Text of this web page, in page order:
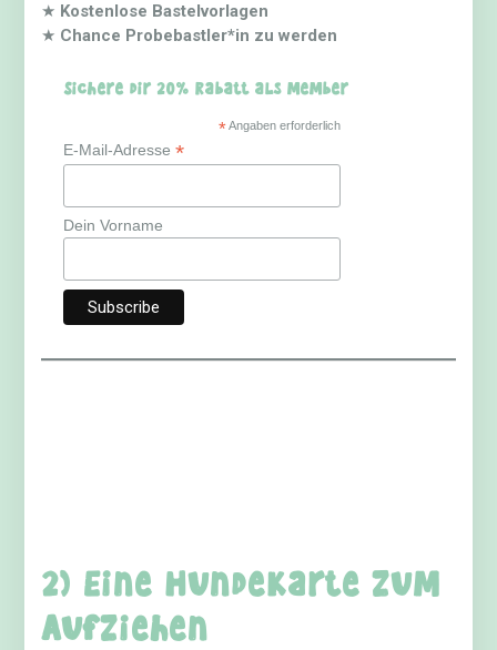
★ Kostenlose Bastelvorlagen
★ Chance Probebastler*in zu werden
Sichere dir 20% Rabatt als Member
*Angaben erforderlich
E-Mail-Adresse*
Dein Vorname
2) Eine Hundekarte zum
Aufziehen